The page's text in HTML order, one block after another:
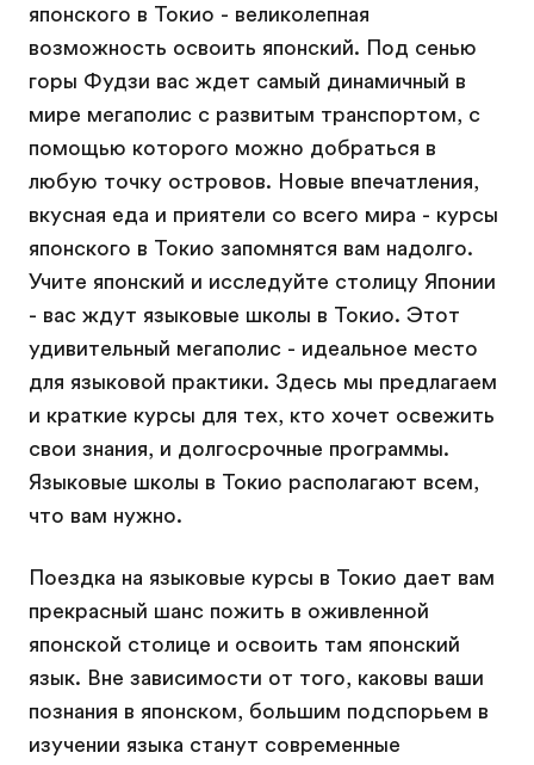
японского в Токио - великолепная
возможность освоить японский. Под сенью
горы Фудзи вас ждет самый динамичный в
мире мегаполис с развитым транспортом, с
помощью которого можно добраться в
любую точку островов. Новые впечатления,
вкусная еда и приятели со всего мира - курсы
японского в Токио запомнятся вам надолго.
Учите японский и исследуйте столицу Японии
- вас ждут языковые школы в Токио. Этот
удивительный мегаполис - идеальное место
для языковой практики. Здесь мы предлагаем
и краткие курсы для тех, кто хочет освежить
свои знания, и долгосрочные программы.
Языковые школы в Токио располагают всем,
что вам нужно.
Поездка на языковые курсы в Токио дает вам
прекрасный шанс пожить в оживленной
японской столице и освоить там японский
язык. Вне зависимости от того, каковы ваши
познания в японском, большим подспорьем в
изучении языка станут современные